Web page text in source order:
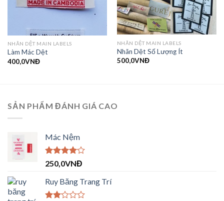
NHÃN DỆT MAIN LABELS
Làm Mác Dệt
400,0VNĐ
NHÃN DỆT MAIN LABELS
Nhãn Dệt Số Lượng Ít
500,0VNĐ
SẢN PHẨM ĐÁNH GIÁ CAO
Mác Nệm
Được
xếp hạng
4.00
5
sao
250,0VNĐ
Ruy Băng Trang Trí